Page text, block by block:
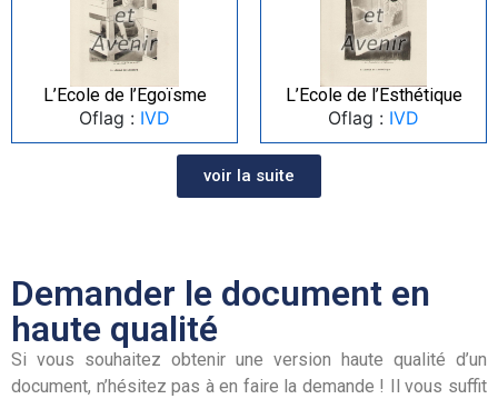
L’Ecole de l’Egoïsme
Oflag : IVD
L’Ecole de l’Esthétique
Oflag : IVD
voir la suite
Demander le document en
haute qualité
Si vous souhaitez obtenir une version haute qualité d’un
document, n’hésitez pas à en faire la demande ! Il vous suffit